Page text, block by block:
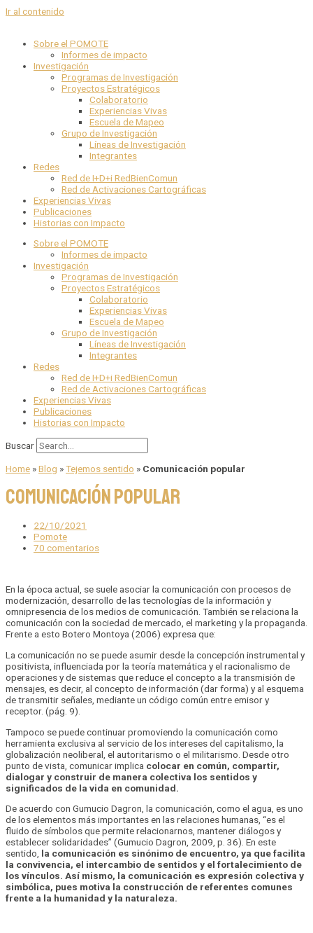
Ir al contenido
Sobre el POMOTE
Informes de impacto
Investigación
Programas de Investigación
Proyectos Estratégicos
Colaboratorio
Experiencias Vivas
Escuela de Mapeo
Grupo de Investigación
Líneas de Investigación
Integrantes
Redes
Red de I+D+i RedBienComun
Red de Activaciones Cartográficas
Experiencias Vivas
Publicaciones
Historias con Impacto
Sobre el POMOTE
Informes de impacto
Investigación
Programas de Investigación
Proyectos Estratégicos
Colaboratorio
Experiencias Vivas
Escuela de Mapeo
Grupo de Investigación
Líneas de Investigación
Integrantes
Redes
Red de I+D+i RedBienComun
Red de Activaciones Cartográficas
Experiencias Vivas
Publicaciones
Historias con Impacto
Buscar
Home »Blog »Tejemos sentido » Comunicación popular
Comunicación popular
22/10/2021
Pomote
70 comentarios
En la época actual, se suele asociar la comunicación con procesos de
modernización, desarrollo de las tecnologías de la información y
omnipresencia de los medios de comunicación. También se relaciona la
comunicación con la sociedad de mercado, el marketing y la propaganda.
Frente a esto Botero Montoya (2006) expresa que:
La comunicación no se puede asumir desde la concepción instrumental y
positivista, influenciada por la teoría matemática y el racionalismo de
operaciones y de sistemas que reduce el concepto a la transmisión de
mensajes, es decir, al concepto de información (dar forma) y al esquema
de transmitir señales, mediante un código común entre emisor y
receptor. (pág. 9).
Tampoco se puede continuar promoviendo la comunicación como
herramienta exclusiva al servicio de los intereses del capitalismo, la
globalización neoliberal, el autoritarismo o el militarismo. Desde otro
punto de vista, comunicar implica colocar en común, compartir,
dialogar y construir de manera colectiva los sentidos y
significados de la vida en comunidad.
De acuerdo con Gumucio Dagron, la comunicación, como el agua, es uno
de los elementos más importantes en las relaciones humanas, “es el
fluido de símbolos que permite relacionarnos, mantener diálogos y
establecer solidaridades” (Gumucio Dagron, 2009, p. 36). En este
sentido, la comunicación es sinónimo de encuentro, ya que facilita
la convivencia, el intercambio de sentidos y el fortalecimiento de
los vínculos. Así mismo, la comunicación es expresión colectiva y
simbólica, pues motiva la construcción de referentes comunes
frente a la humanidad y la naturaleza.